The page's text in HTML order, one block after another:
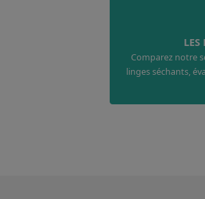
LES
Comparez notre
linges séchants,